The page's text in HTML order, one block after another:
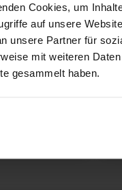
Cookies, um
auf unsere
unsere Partner für
mit weiteren
gesammelt haben.
mit
Mein Schiff - Flugpaket 14 Nächte - Best of Mittelamerika - ab/bis Montego Bay ab/an Montego Bay